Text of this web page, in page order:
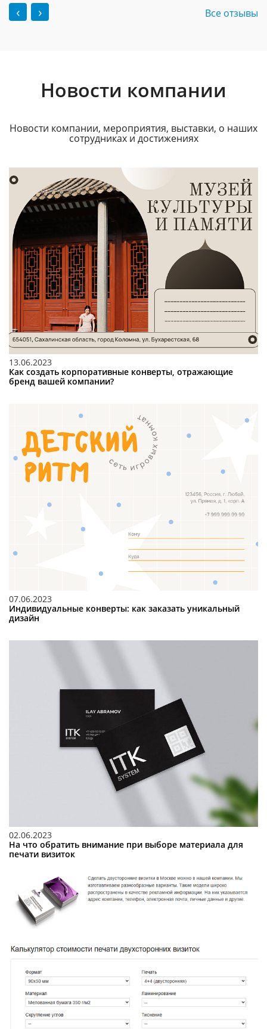
‹ › Все отзывы
Новости компании
Новости компании, мероприятия, выставки, о наших
сотрудниках и достижениях
13.06.2023
Как создать корпоративные конверты, отражающие
бренд вашей компании?
07.06.2023
Индивидуальные конверты: как заказать уникальный
дизайн
02.06.2023
На что обратить внимание при выборе материала для
печати визиток